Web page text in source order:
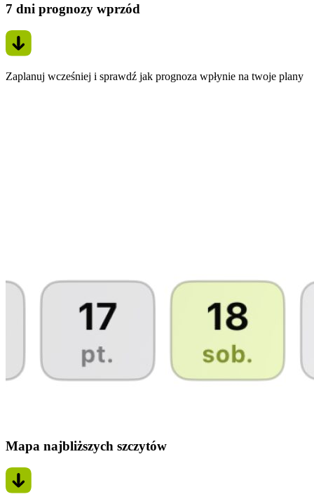
7 dni prognozy wprzód
Zaplanuj wcześniej i sprawdź jak prognoza wpłynie na twoje plany
Mapa najbliższych szczytów